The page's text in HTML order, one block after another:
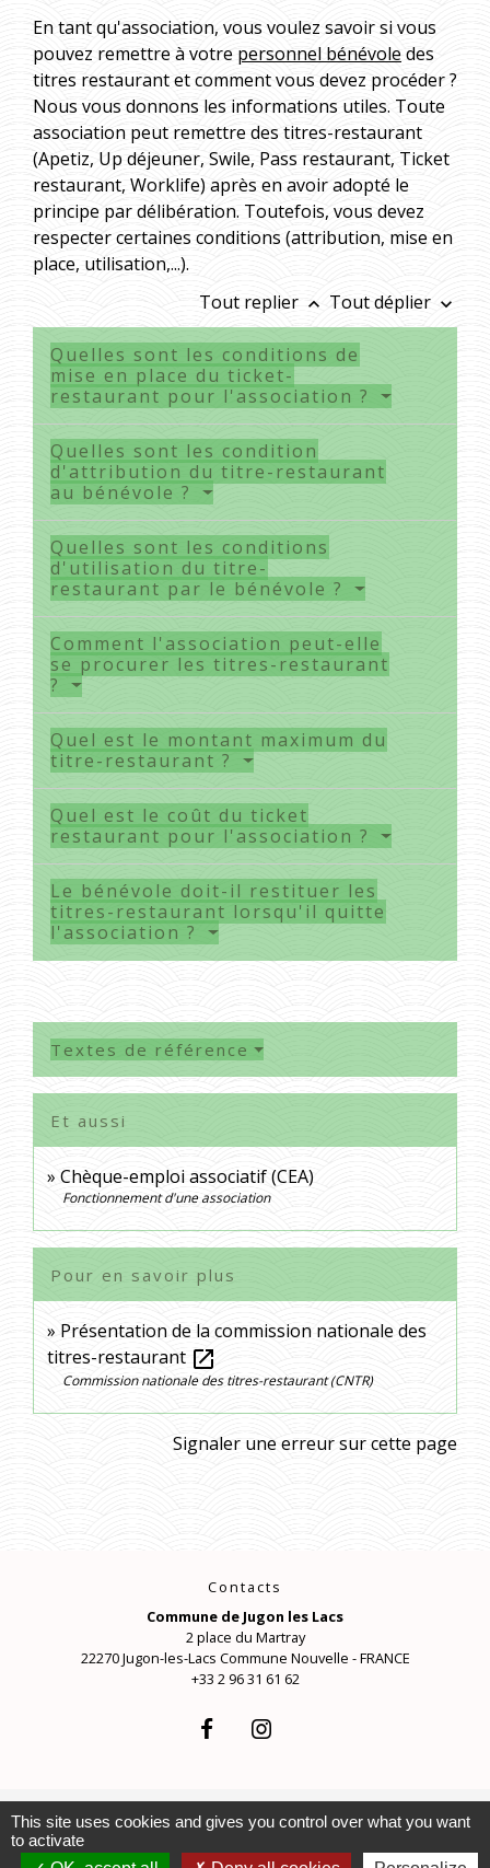
En tant qu'association, vous voulez savoir si vous
pouvez remettre à votre personnel bénévoledes
titres restaurant et comment vous devez procéder ?
Nous vous donnons les informations utiles. Toute
association peut remettre des titres-restaurant
(Apetiz, Up déjeuner, Swile, Pass restaurant, Ticket
restaurant, Worklife) après en avoir adopté le
principe par délibération. Toutefois, vous devez
respecter certaines conditions (attribution, mise en
place, utilisation,...).
Tout replier keyboard_arrow_up Tout déplier keyboard_arrow_down
Quelles sont les conditions de
mise en place du ticket-
restaurant pour l'association ?
Quelles sont les condition
d'attribution du titre-restaurant
au bénévole ?
Quelles sont les conditions
d'utilisation du titre-
restaurant par le bénévole ?
Comment l'association peut-elle
se procurer les titres-restaurant
?
Quel est le montant maximum du
titre-restaurant ?
Quel est le coût du ticket
restaurant pour l'association ?
Le bénévole doit-il restituer les
titres-restaurant lorsqu'il quitte
l'association ?
Textes de référence
Et aussi
Chèque-emploi associatif (CEA)
Fonctionnement d'une association
Pour en savoir plus
Présentation de la commission nationale des
titres-restaurant open_in_new
Commission nationale des titres-restaurant (CNTR)
Signaler une erreur sur cette page
Contacts
Commune de Jugon les Lacs
2 place du Martray
22270 Jugon-les-Lacs Commune Nouvelle - FRANCE
+33 2 96 31 61 62
This site uses cookies and gives you control over what you want
to activate